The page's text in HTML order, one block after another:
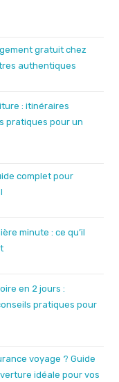
gratuit chez
authentiques
: itinéraires
pratiques pour un
complet pour
minute : ce qu’il
en 2 jours :
pratiques pour
voyage ? Guide
idéale pour vos